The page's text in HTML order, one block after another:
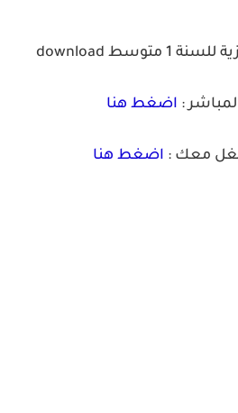
1 متوسط download
: اضغط هنا
معك : اضغط هنا